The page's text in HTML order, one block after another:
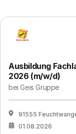
Ausbildung
2026 (m/w/d)
beiGeis Gruppe
91555
01.08.2026